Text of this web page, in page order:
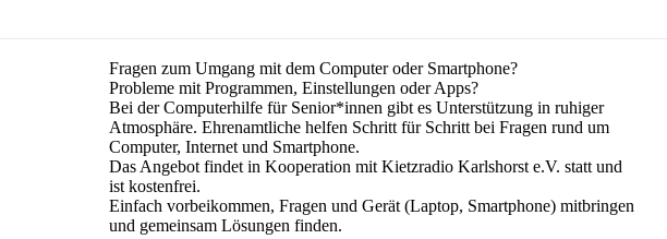
Fragen zum Umgang mit dem Computer oder Smartphone?
Probleme mit Programmen, Einstellungen oder Apps?
Bei der Computerhilfe für Senior*innen gibt es Unterstützung in ruhiger
Atmosphäre. Ehrenamtliche helfen Schritt für Schritt bei Fragen rund um
Computer, Internet und Smartphone.
Das Angebot findet in Kooperation mit Kietzradio Karlshorst e.V. statt und
ist kostenfrei.
Einfach vorbeikommen, Fragen und Gerät (Laptop, Smartphone) mitbringen
und gemeinsam Lösungen finden.